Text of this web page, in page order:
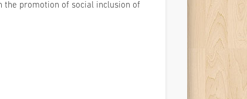
promotion of social inclusion of